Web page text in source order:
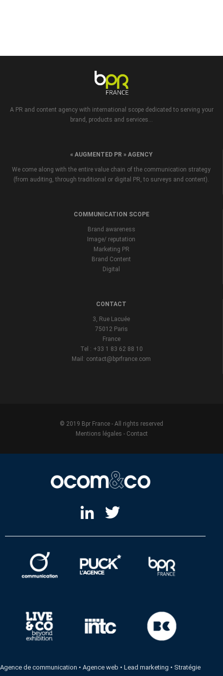
A PR and content agency with international scope dedicated to serving your
brand, products and services...
« AUGMENTED PR » AGENCY
We come along with the entire value chain of the communication strategy
(from auditing, through traditional or digital PR, to surveys and content).
COMMUNICATION SCOPE
Brand awareness
Image/ reputation
Marketing PR
Brand Content
Digital
CONTACT
3, Rue Lacuée
75012 Paris
France
Tel : +33 1 83 62 88 10
Mail: contact@bprfrance.com
© 2019 Bpr France - All rights reserved
Mentions légales - Contact
Agence de communication •Agence web •Lead marketing • Stratégie